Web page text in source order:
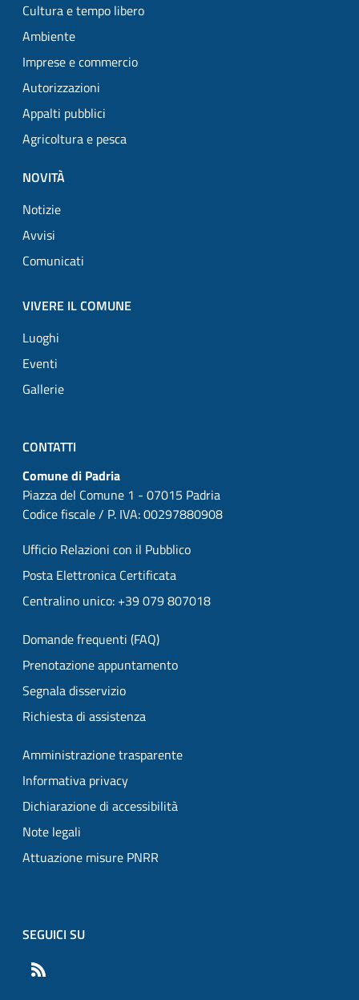
Cultura e tempo libero
Ambiente
Imprese e commercio
Autorizzazioni
Appalti pubblici
Agricoltura e pesca
NOVITÀ
Notizie
Avvisi
Comunicati
VIVERE IL COMUNE
Luoghi
Eventi
Gallerie
CONTATTI
Comune di Padria
Piazza del Comune 1 - 07015 Padria
Codice fiscale / P. IVA: 00297880908
Ufficio Relazioni con il Pubblico
Posta Elettronica Certificata
Centralino unico: +39 079 807018
Domande frequenti (FAQ)
Prenotazione appuntamento
Segnala disservizio
Richiesta di assistenza
Amministrazione trasparente
Informativa privacy
Dichiarazione di accessibilità
Note legali
Attuazione misure PNRR
SEGUICI SU